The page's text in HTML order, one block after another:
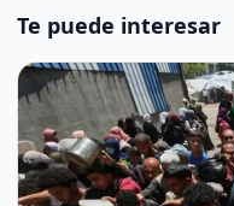
Te puede interesar